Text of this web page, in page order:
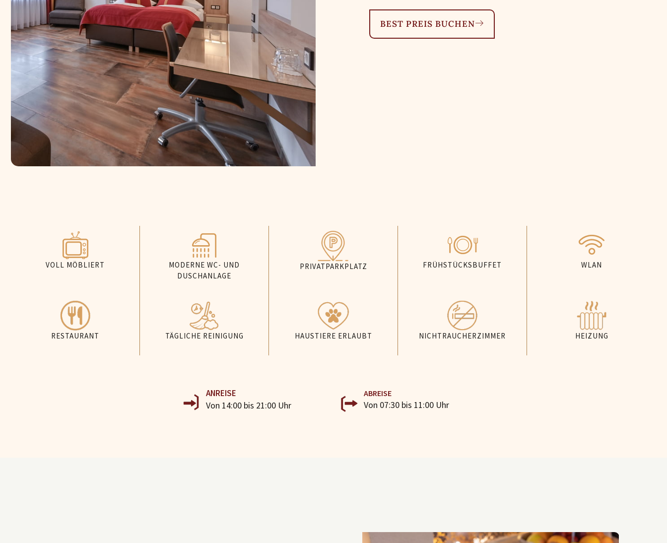
BEST PREIS BUCHEN
VOLL MÖBLIERT
MODERNE WC- UND
DUSCHANLAGE
PRIVATPARKPLATZ FRÜHSTÜCKSBUFFET WLAN
RESTAURANT TÄGLICHE REINIGUNG HAUSTIERE ERLAUBT NICHTRAUCHERZIMMER HEIZUNG
ANREISE
Von 14:00 bis 21:00 Uhr
ABREISE
Von 07:30 bis 11:00 Uhr